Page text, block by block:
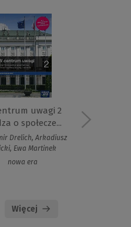
uwagi 2
o społecze...
Drelich, Arkadiusz
Ewa Martinek
nowa era
Więcej